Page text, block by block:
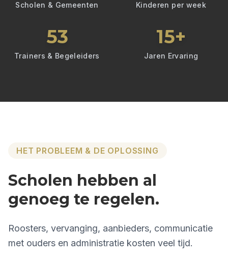
Scholen & Gemeenten Kinderen per week
53
Trainers & Begeleiders
15+
Jaren Ervaring
HET PROBLEEM & DE OPLOSSING
Scholen hebben al
genoeg te regelen.
Roosters, vervanging, aanbieders, communicatie
met ouders en administratie kosten veel tijd.